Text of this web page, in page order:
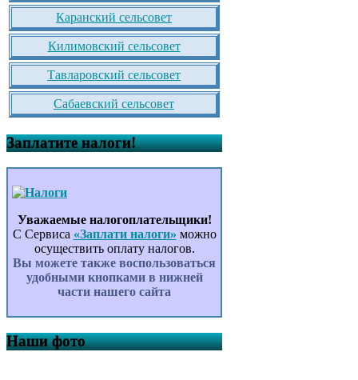
Каранский сельсовет
Килимовский сельсовет
Тавларовский сельсовет
Сабаевский сельсовет
Заплатите налоги!
Уважаемые налогоплательщики!
С Сервиса «Заплати налоги» можно
осуществить оплату налогов.
Вы можете также воспользоваться
удобными кнопками в нижней
части нашего сайта
Наши фото